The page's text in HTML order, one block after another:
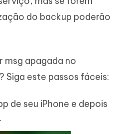
do backup poderão
msg apagada no
Siga este passos fáceis:
de seu iPhone e depois